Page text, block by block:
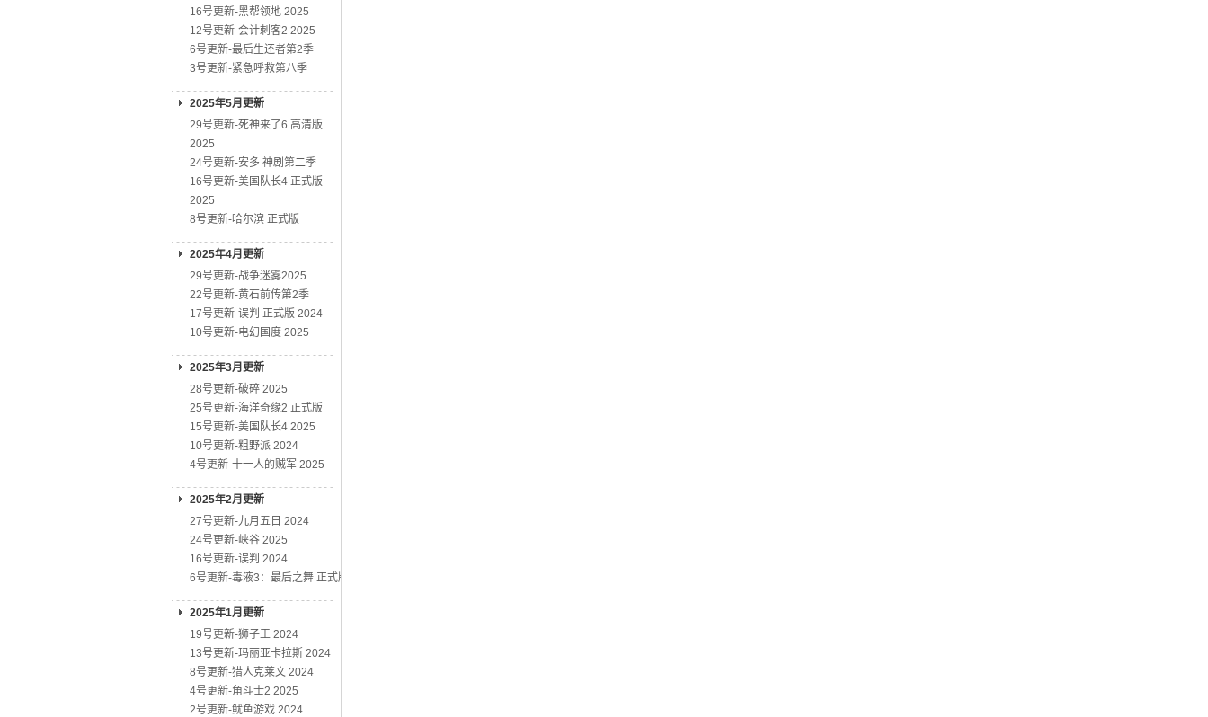
16号更新-黑帮领地 2025
12号更新-会计刺客2 2025
6号更新-最后生还者第2季
3号更新-紧急呼救第八季
2025年5月更新
29号更新-死神来了6 高清版
2025
24号更新-安多 神剧第二季
16号更新-美国队长4 正式版
2025
8号更新-哈尔滨 正式版
2025年4月更新
29号更新-战争迷雾2025
22号更新-黄石前传第2季
17号更新-误判 正式版 2024
10号更新-电幻国度 2025
2025年3月更新
28号更新-破碎 2025
25号更新-海洋奇缘2 正式版
15号更新-美国队长4 2025
10号更新-粗野派 2024
4号更新-十一人的贼军 2025
2025年2月更新
27号更新-九月五日 2024
24号更新-峡谷 2025
16号更新-误判 2024
6号更新-毒液3：最后之舞 正式版
2025年1月更新
19号更新-狮子王 2024
13号更新-玛丽亚卡拉斯 2024
8号更新-猎人克莱文 2024
4号更新-角斗士2 2025
2号更新-鱿鱼游戏 2024